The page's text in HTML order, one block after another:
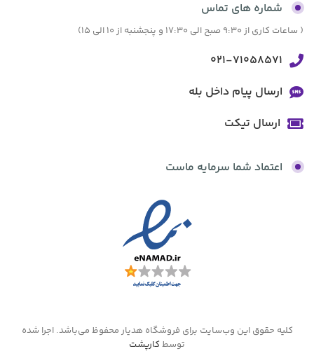
شماره های تماس
( ساعات کاری از 9:30 صبح الی 17:30 و پنجشنبه از 10 الی 15)
021-71058571
ارسال پیام داخل بله
ارسال تیکت
اعتماد شما سرمایه ماست
کلیه حقوق این وب‌سایت برای فروشگاه هدیار محفوظ می‌باشد. اجرا شده
توسط کارپشت